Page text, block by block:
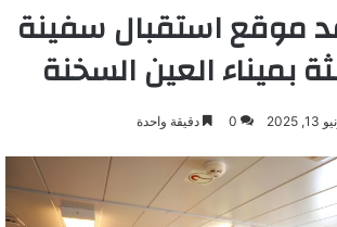
موقع استقبال سفينة
بميناء العين السخنة
2025
0 دقيقة واحدة